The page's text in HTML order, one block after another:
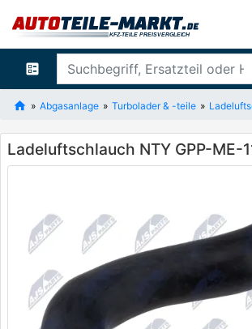
ballot
Abgasanlage Turbolader & -teile
Ladeluftschlauch NTY GPP-ME-